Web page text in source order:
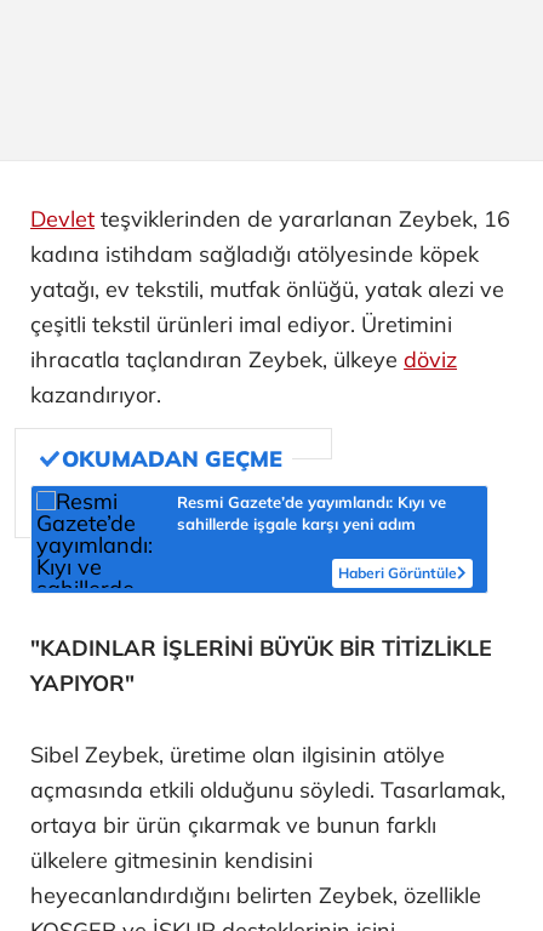
Devlet teşviklerinden de yararlanan Zeybek, 16
kadına istihdam sağladığı atölyesinde köpek
yatağı, ev tekstili, mutfak önlüğü, yatak alezi ve
çeşitli tekstil ürünleri imal ediyor. Üretimini
ihracatla taçlandıran Zeybek, ülkeye döviz
kazandırıyor.
Resmi Gazete’de yayımlandı: Kıyı ve
sahillerde işgale karşı yeni adım
Haberi Görüntüle
"KADINLAR İŞLERİNİ BÜYÜK BİR TİTİZLİKLE
YAPIYOR"
Sibel Zeybek, üretime olan ilgisinin atölye
açmasında etkili olduğunu söyledi. Tasarlamak,
ortaya bir ürün çıkarmak ve bunun farklı
ülkelere gitmesinin kendisini
heyecanlandırdığını belirten Zeybek, özellikle